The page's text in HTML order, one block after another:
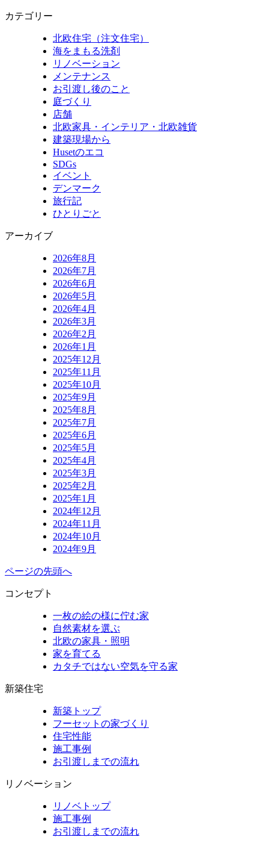
カテゴリー
北欧住宅（注文住宅）
海をまもる洗剤
リノベーション
メンテナンス
お引渡し後のこと
庭づくり
店舗
北欧家具・インテリア・北欧雑貨
建築現場から
Husetのエコ
SDGs
イベント
デンマーク
旅行記
ひとりごと
アーカイブ
2026年8月
2026年7月
2026年6月
2026年5月
2026年4月
2026年3月
2026年2月
2026年1月
2025年12月
2025年11月
2025年10月
2025年9月
2025年8月
2025年7月
2025年6月
2025年5月
2025年4月
2025年3月
2025年2月
2025年1月
2024年12月
2024年11月
2024年10月
2024年9月
ページの先頭へ
コンセプト
一枚の絵の様に佇む家
自然素材を選ぶ
北欧の家具・照明
家を育てる
カタチではない空気を守る家
新築住宅
新築トップ
フーセットの家づくり
住宅性能
施工事例
お引渡しまでの流れ
リノベーション
リノベトップ
施工事例
お引渡しまでの流れ